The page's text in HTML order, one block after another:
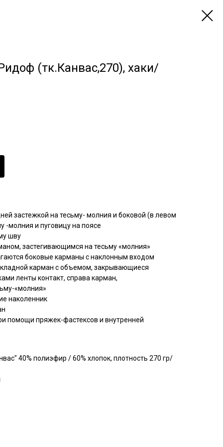
(тк.Канвас,270), хаки/
застежкой на тесьму- молния и боковой (в левом
-молния и пуговицу на поясе
шву
застегивающимся на тесьму «молния»
боковые карманы с наклонным входом
карман с объемом, закрывающиеся
ленты контакт, справа карман,
«молния»
наколенник
помощи пряжек-фастексов и внутренней
40% полиэфир / 60% хлопок, плотность 270 гр/